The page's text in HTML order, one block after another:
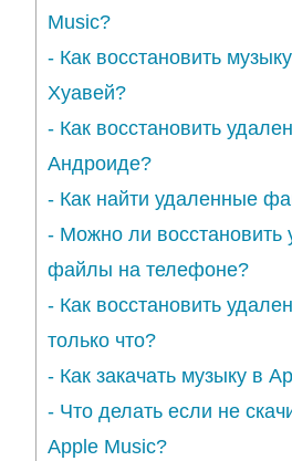
Music?
- Как восстановить
Хуавей?
- Как восстановить
Андроиде?
- Как найти удаленные
- Можно ли восстановить
файлы на телефоне?
- Как восстановить
только что?
- Как закачать музыку в
- Что делать если не
Apple Music?